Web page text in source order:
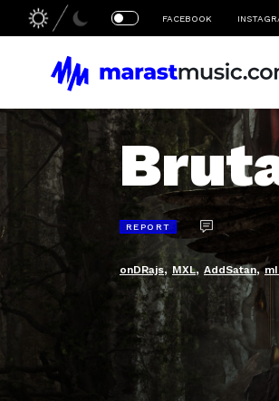
FACEBOOK
REPORT
onDRajs, MXL, AddSatan,